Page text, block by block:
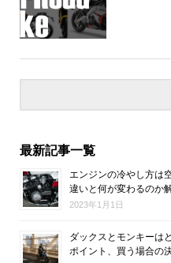
最新記事一覧
エンジンの冷やし方は
違いと何が変わるのか
2023年1月1日
ダックスとモンキーは
ポイント、買う場合の